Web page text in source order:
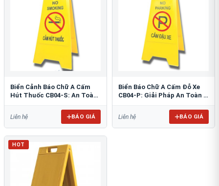
Biển Cảnh Báo Chữ A Cấm
Hút Thuốc CB04-S: An Toàn
Liên hệ BÁO GIÁ
Biển Báo Chữ A Cấm Đỗ Xe
CB04-P: Giải Pháp An Toàn &
Liên hệ BÁO GIÁ
HOT